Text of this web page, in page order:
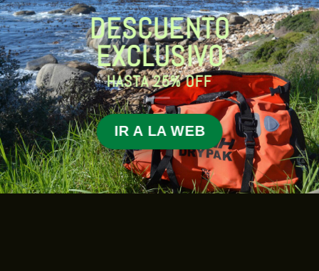
DESCUENTO
EXCLUSIVO
HASTA 25% OFF
IR A LA WEB